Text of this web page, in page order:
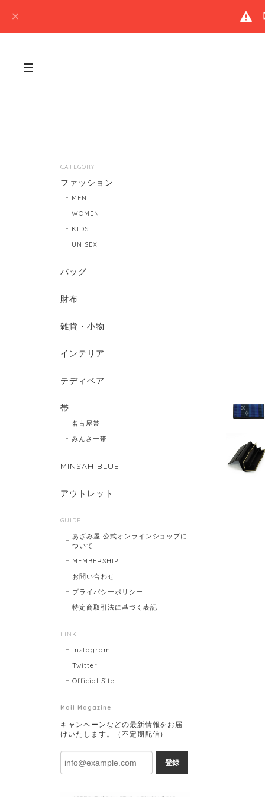
CATEGORY
ファッション
MEN
WOMEN
KIDS
UNISEX
バッグ
財布
雑貨・小物
インテリア
テディベア
帯
名古屋帯
みんさー帯
MINSAH BLUE
アウトレット
GUIDE
あざみ屋 公式オンラインショップに
ついて
MEMBERSHIP
お問い合わせ
プライバシーポリシー
特定商取引法に基づく表記
LINK
Instagram
Twitter
Official Site
Mail Magazine
キャンペーンなどの最新情報をお届
けいたします。（不定期配信）
登録